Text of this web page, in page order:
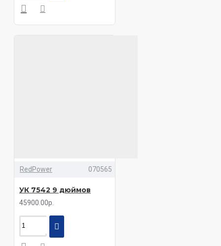
RedPower 070565
УК 7542 9 дюймов
45900.00р.